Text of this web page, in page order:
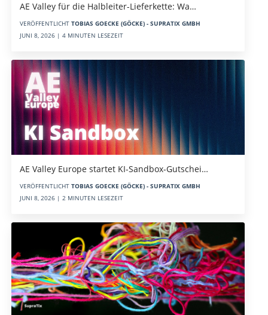
AE Valley für die Halbleiter-Lieferkette: Wa…
VERÖFFENTLICHT TOBIAS GOECKE (GÖCKE) - SUPRATIX GMBH
JUNI 8, 2026 | 4 MINUTEN LESEZEIT
AE Valley Europe startet KI-Sandbox-Gutschei…
VERÖFFENTLICHT TOBIAS GOECKE (GÖCKE) - SUPRATIX GMBH
JUNI 8, 2026 | 2 MINUTEN LESEZEIT